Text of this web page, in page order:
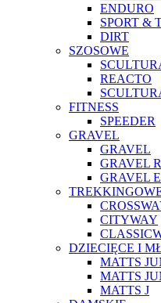
ENDURO
SPORT &
DIRT
SZOSOWE
REACTO
FITNESS
SPEEDER
GRAVEL
GRAVEL
GRAVEL
GRAVEL
CITYWAY
DZIECIĘCE I
MATTS
MATTS
MATTS J